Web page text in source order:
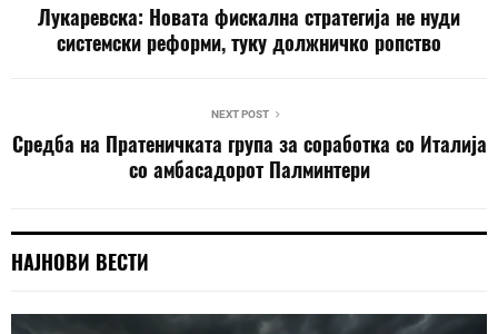
Лукаревска: Новата фискална стратегија не нуди
системски реформи, туку должничко ропство
NEXT POST
Средба на Пратеничката група за соработка со Италија
со амбасадорот Палминтери
НАЈНОВИ ВЕСТИ